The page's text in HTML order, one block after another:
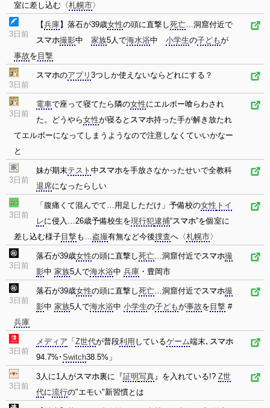
室に差し込む〈札幌市〉
3日前
【兵庫】落石が39歳女性の頭に直撃し死亡…洞窟付近で
スマホ撮影中 家族5人で海水浴中 小学生の子どもが
事故を 目撃
3日前
スマホのアプリ 3つしか使えないならどれにする？
3日前
電車で座って寝てたら隣の女性にエルボー喰らわされ
た。どうやら女性が寝ると スマホ持った手が解き放たれ
てエルボーになってしまうようなので注意しなくていいかなー
と
3日前
妹が期末テスト 中スマホを手放さなかったせいで全教科
退席になったらしい
3日前
「腹痛くて混んでて…用足しただけ」予備校の女性 トイ
レに侵入…26歳予備校生を現行犯逮捕“スマホ”を個室に
差し込む様子目撃も…盗撮有無など今後捜査へ〈札幌市〉
3日前
落石が39歳女性の頭に直撃し死亡…洞窟付近でスマホ撮
影中 家族5人で海水浴中 兵庫 ・豊岡市
3日前
落石が39歳女性の頭に直撃し死亡…洞窟付近でスマホ撮
影中 家族5人で海水浴中 小学生の子どもが事故を 目撃 #
兵庫
3日前
メディア 「 Z世代が普段利用 しているゲーム端末､ スマホ
94.7%･Switch38.5%」
3日前
3人に1人がスマホ裏に『証明写真』を入れている!? Z世
代に流行の"エモい"新習慣とは